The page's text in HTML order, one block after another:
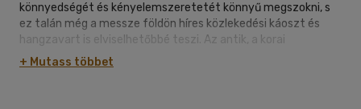
könnyedségét és kényelemszeretetét könnyű megszokni, s
ez talán még a messze földön híres közlekedési káoszt és
hangzavart is elviselhetőbbé teszi. Az antik, a korai
keresztény és a barokk művészet nyomai mind a mai napig
felfedezhetők az utcaképben, ugyanakkor a jelenkor "dolce
+ Mutass többet